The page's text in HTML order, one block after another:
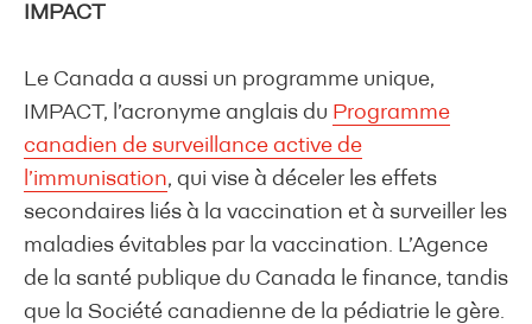
IMPACT
Le Canada a aussi un programme unique,
IMPACT, l’acronyme anglais du Programme
canadien de surveillance active de
l’immunisation, qui vise à déceler les effets
secondaires liés à la vaccination et à surveiller les
maladies évitables par la vaccination. L’Agence
de la santé publique du Canada le finance, tandis
que la Société canadienne de la pédiatrie le gère.